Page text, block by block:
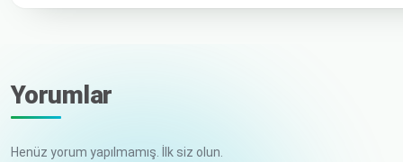
Yorumlar
Henüz yorum yapılmamış. İlk siz olun.